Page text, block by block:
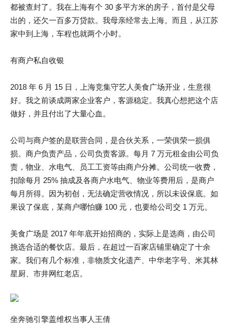
都被查封了。我在上海有个 30 多平方米的房子，首付是父母
出的，还欠一百多万贷款。我母亲经常去上海。而且，从江苏
家中到上海，车程也就两个小时。
有商户私自收银
2018 年 6 月 15 日，上海竞集守艺人美食广场开业，生意很
好。我之前谈成两家企业客户，客源稳定。我真心想把这个店
做好，并且付出了大量心血。
公司与商户签的是联营合同，是合伙关系，一荣俱荣一损俱
损。商户负责产品，公司负责客源。每月 7 万元租金由公司负
责，物业、水电气、员工工资等由商户分摊。公司统一收费，
扣除每月 25% 抽成及各商户水电气、物业等费用后，是商户
每月所得。因为初创，无法确定营收情况，所以未设保底。如
果设了保底，某商户哪怕赚 100 元，也要给公司交 1 万元。
美食广场是 2017 年年底开始招商的，实际上是选商，由公司
挑选合适的餐饮店。最后，在超过一百家店铺里确定了十余
家。我们有几个标准，非物质文化遗产、中华老字号、米其林
星厨、市井网红老店。
坐奔驰引擎盖维权当事人王倩